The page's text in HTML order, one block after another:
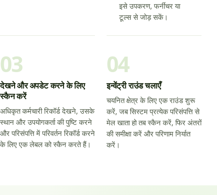
इसे उपकरण, फर्नीचर या
टूल्स से जोड़ सकें।
03
देखने और अपडेट करने के लिए
स्कैन करें
अधिकृत कर्मचारी रिकॉर्ड देखने, उसके
स्थान और उपयोगकर्ता की पुष्टि करने
और परिसंपत्ति में परिवर्तन रिकॉर्ड करने
के लिए एक लेबल को स्कैन करते हैं।
04
इन्वेंट्री राउंड चलाएँ
चयनित क्षेत्र के लिए एक राउंड शुरू
करें, जब सिस्टम प्रत्येक परिसंपत्ति से
मेल खाता हो तब स्कैन करें, फिर अंतरों
की समीक्षा करें और परिणाम निर्यात
करें।